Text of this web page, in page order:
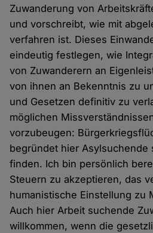
Zuwanderung von
und vorschreibt, wie mit
verfahren ist. Dieses
eindeutig festlegen, wie
von Zuwanderern an
von ihnen an Bekenntnis zu
und Gesetzen definitiv zu
möglichen
vorzubeugen:
begründet hier Asylsuchende
finden. Ich bin persönlich
Steuern zu akzeptieren, das
humanistische Einstellung zu
Auch hier Arbeit suchende
willkommen, wenn die